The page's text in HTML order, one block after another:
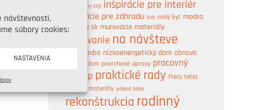
návštevnosti,
súbory cookies:
NASTAVENIA
industriálny štýl inšpirácie pre interiér
inšpirácie pre záhradu kvíz malý byt modra
strecha sk murovacie materiály
murovanie na návšteve
novostavba nízkoenergetický dom obnova
pasívny dom povrchové úpravy pracovný
postup praktické rady Prečo tehla
prírodné materiály pálená tehla
rekonštrukcia rodinný